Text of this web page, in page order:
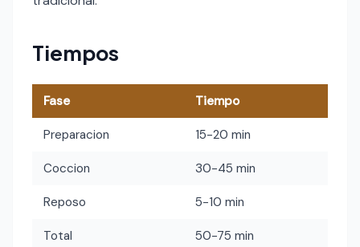
Tiempos
Fase Tiempo
Preparacion 15-20 min
Coccion 30-45 min
Reposo 5-10 min
Total 50-75 min